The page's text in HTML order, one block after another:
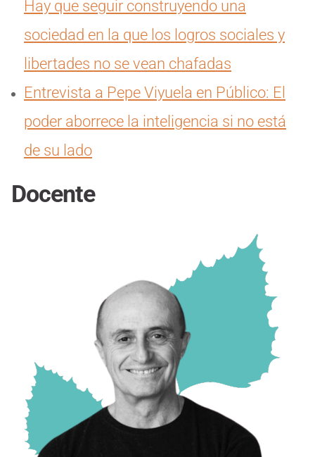
Hay que seguir construyendo una
sociedad en la que los logros sociales y
libertades no se vean chafadas
Entrevista a Pepe Viyuela en Público: El
poder aborrece la inteligencia si no está
de su lado
Docente